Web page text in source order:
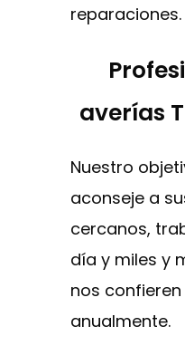
reparaciones.
averías
Nuestro
aconseje a
cercanos,
día y miles y
nos
anualmente.